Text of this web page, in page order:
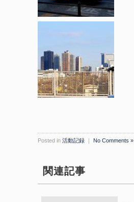
Posted in 活動記録 ｜ No Comments »
関連記事